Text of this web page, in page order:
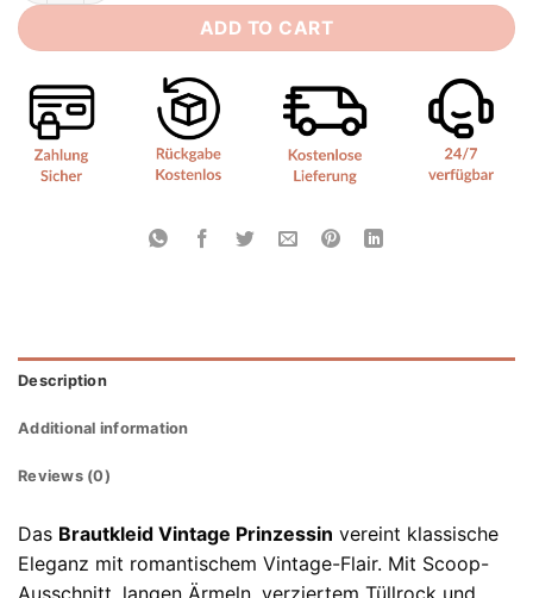
ADD TO CART
Description
Additional information
Reviews (0)
Das Brautkleid Vintage Prinzessin vereint klassische
Eleganz mit romantischem Vintage-Flair. Mit Scoop-